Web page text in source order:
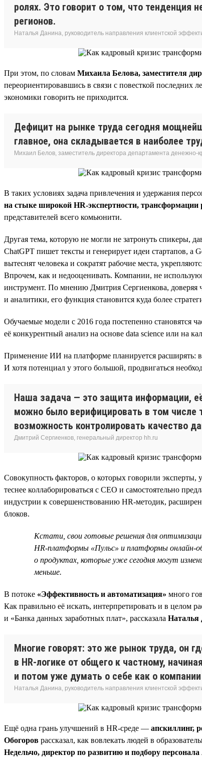
ролях. Это говорит о том, что тенденция
регионов.
Наталья Данина, руководитель направления клиентской
При этом, по словам Михаила Белова, заместителя
переориентировавшись в связи с повесткой
экономики говорить не приходится.
Дефицит на рынке труда сегодня
главное, она складывается в наиболее
Михаил Белов, заместитель директора департамента денежно-
В таких условиях задача привлечения и удержания
на стыке широкой HR-экспертности,
представителей всего комьюнити.
Другая тема, которую не могли не затронуть спикеры,
ChatGPT пишет тексты и генерирует идеи стартапов, а
вытеснят человека и сократят рабочие места,
Впрочем, как и недооценивать. Компании, не
инструмент. По мнению Дмитрия Сергиенкова, доверяя
и аналитики, его функция становится куда более
Обучаемые модели с 2016 года постепенно становятся
её конкурентный анализ на основе data science или на
Применение ИИ на платформе планируется расширять:
И хотя потенциал у этого большой, продвигаться
Наша задача — это защита информации,
можно было верифицировать в том числе
возможность контролировать качество
Дмитрий Сергиенков, генеральный директор hh.ru
Совокупность факторов, о которых говорили эксперты,
теснее коллаборироваться с СЕО и самостоятельно
индустрии к совершенствованию HR-методик,
блоков.
Кстати, свои готовые решения для
HR-платформы «Пульс» и платформы онлайн-
о продуктах, которые уже сегодня могут
меньше.
В потоке «Эффективность и автоматизация» много
Как правильно её искать, интерпретировать и в целом
и «Банка данных заработных плат», рассказала Наталья
Многие говорят: это же рынок труда, он
в HR-логике от общего к частному,
и потом уже думать о себе как о
Наталья Данина, руководитель направления клиентской
Ещё одна грань улучшений в HR-среде — апскиллинг,
Обогоров рассказал, как вовлекать людей в
Недельчо, директор по развитию и подбору